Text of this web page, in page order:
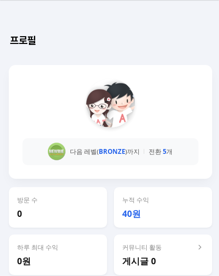
프로필
다음 레벨(BRONZE)까지 전환5개
방문 수
0
누적 수익
40원
하루 최대 수익
0원
커뮤니티 활동
게시글 0